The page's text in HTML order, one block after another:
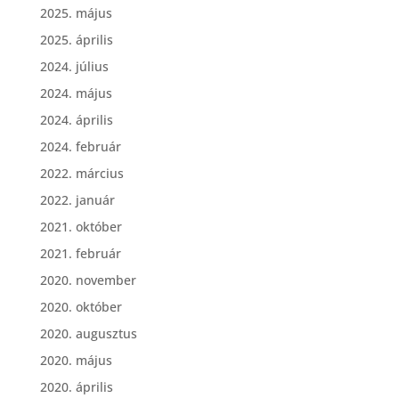
2025. május
2025. április
2024. július
2024. május
2024. április
2024. február
2022. március
2022. január
2021. október
2021. február
2020. november
2020. október
2020. augusztus
2020. május
2020. április